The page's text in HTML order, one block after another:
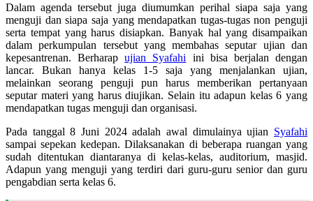
Dalam agenda tersebut juga diumumkan perihal siapa saja yang
menguji dan siapa saja yang mendapatkan tugas-tugas non penguji
serta tempat yang harus disiapkan. Banyak hal yang disampaikan
dalam perkumpulan tersebut yang membahas seputar ujian dan
kepesantrenan. Berharapujian Syafahi ini bisa berjalan dengan
lancar. Bukan hanya kelas 1-5 saja yang menjalankan ujian,
melainkan seorang penguji pun harus memberikan pertanyaan
seputar materi yang harus diujikan. Selain itu adapun kelas 6 yang
mendapatkan tugas menguji dan organisasi.
Pada tanggal 8 Juni 2024 adalah awal dimulainya ujian Syafahi
sampai sepekan kedepan. Dilaksanakan di beberapa ruangan yang
sudah ditentukan diantaranya di kelas-kelas, auditorium, masjid.
Adapun yang menguji yang terdiri dari guru-guru senior dan guru
pengabdian serta kelas 6.